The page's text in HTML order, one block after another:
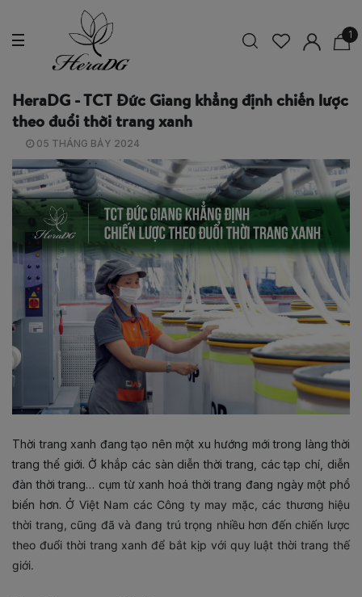
1
HeraDG - TCT Đức Giang khẳng định chiến lược
theo đuổi thời trang xanh
05 THÁNG BẢY 2024
Thời trang xanh đang tạo nên một xu hướng mới trong làng thời
trang thế giới. Ở khắp các sàn diễn thời trang, các tạp chí, diễn
đàn thời trang… cụm từ xanh hoá thời trang đang ngày một phổ
biến hơn. Ở Việt Nam các Công ty may mặc, các thương hiệu
thời trang, cũng đã và đang trú trọng nhiều hơn đến chiến lược
theo đuổi thời trang xanh để bắt kịp với quy luật thời trang thế
giới.